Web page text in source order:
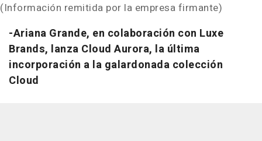
(Información remitida por la empresa firmante)
-Ariana Grande, en colaboración con Luxe
Brands, lanza Cloud Aurora, la última
incorporación a la galardonada colección
Cloud